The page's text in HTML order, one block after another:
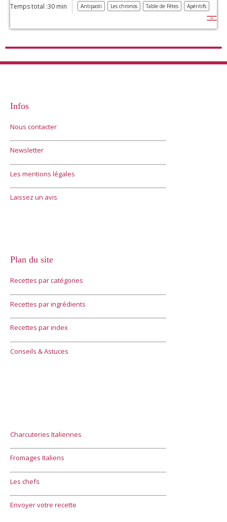
Temps total :30 min Antipasti Les chronos Table de Fêtes Apéritifs
Infos
Nous contacter
Newsletter
Les mentions légales
Laissez un avis
Plan du site
Recettes par catégories
Recettes par ingrédients
Recettes par index
Conseils & Astuces
Charcuteries Italiennes
Fromages Italiens
Les chefs
Envoyer votre recette